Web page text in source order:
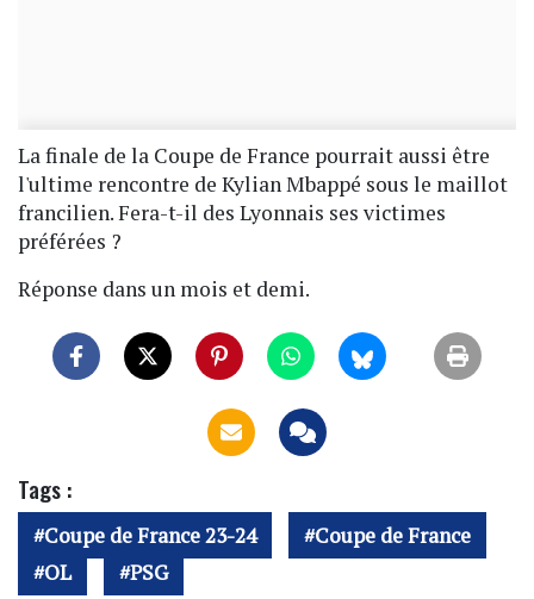
La finale de la Coupe de France pourrait aussi être
l'ultime rencontre de Kylian Mbappé sous le maillot
francilien. Fera-t-il des Lyonnais ses victimes
préférées ?
Réponse dans un mois et demi.
Tags :
Coupe de France 23-24
Coupe de France
OL
PSG